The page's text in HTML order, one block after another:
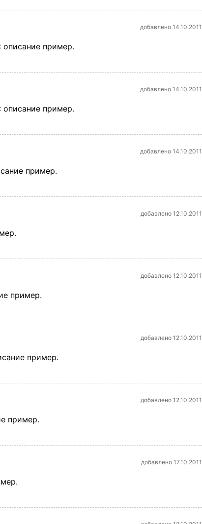
добавлено 14.10.2011
описание пример.
добавлено 14.10.2011
описание пример.
добавлено 14.10.2011
пример.
добавлено 12.10.2011
добавлено 12.10.2011
пример.
добавлено 12.10.2011
пример.
добавлено 12.10.2011
пример.
добавлено 17.10.2011